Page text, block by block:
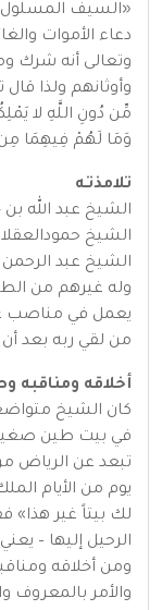
«السيف المسلول
دعاء الأموات
وتعالى أنه شرك
وأوثانهم ولذا
مِّن دُونِ اللَّهِ لا
وَمَا لَهُمْ فِيهِمَا
تلامذتـه
الشيخ عبد الله بن
الشيخ
الشيخ عبد الرحمن
وله غيرهم من
يعمل في مناصب
من لقي ربه بعد
أخلاقه ومناقبه
كان الشيخ
في بيت طين صغير
يوم من الأيام
لك بيتاً غير هذا»
الرحيل إليها –
ومن أخلاقه
والأمر بالمعروف